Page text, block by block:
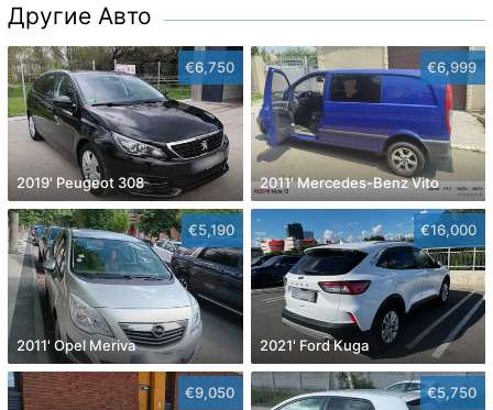
Другие Авто
€6,750
2019' Peugeot 308
€6,999
2011' Mercedes-Benz Vito
€5,190
2011' Opel Meriva
€16,000
2021' Ford Kuga
€9,050 €5,750